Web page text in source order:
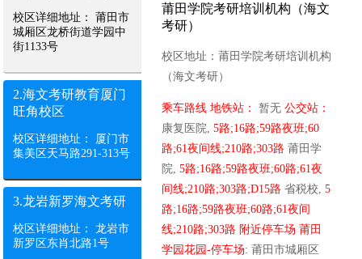
校区详细地址： 莆田市
城厢区龙桥街道学园中
街1133号
2.海文考研教育厦门
旺角校区
校区详细地址： 厦门市
集美区天马路291-313号
3.龙岩新罗海文考研
校区详细地址： 龙岩市
新罗区东肖北路1号
莆田学院考研培训机构（海文
考研）
校区地址：莆田学院考研培训机构
（海文考研）
乘车路线 地铁站： 暂无公交站：
康复医院,5路;16路;59路夜班;60
路;61夜间线;210路;303路 莆田学
院,5路;16路;59路夜班;60路;61夜
间线;210路;303路;D15路 省税校,5
路;16路;59路夜班;60路;61夜间
线;210路;303路 附近停车场 莆田
学园花园-停车场: 莆田市城厢区